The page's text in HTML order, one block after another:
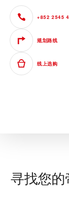
+852 2545
规划路线
线上选购
寻找您